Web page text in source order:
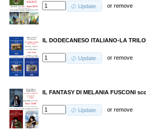
Update orremove
IL DODECANESO ITALIANO-LA
Update orremove
IL FANTASY DI MELANIA FUSCONI
Update orremove